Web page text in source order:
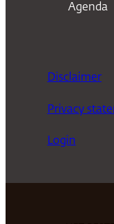
Agenda
Disclaimer
Privacy
Login